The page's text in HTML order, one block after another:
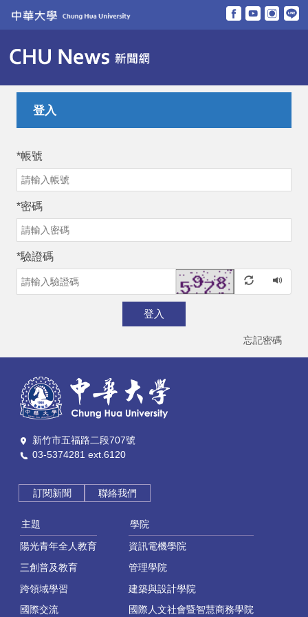
跳
要
內
登入
*帳號
*密碼
*驗證碼
登入
忘記密碼
新竹市五福路二段707號
03-5374281 ext.6120
訂閱新聞 聯絡我們
主題
陽光青年全人教育
三創普及教育
跨領域學習
國際交流
學院
資訊電機學院
管理學院
建築與設計學院
國際人文社會暨智慧商務學院